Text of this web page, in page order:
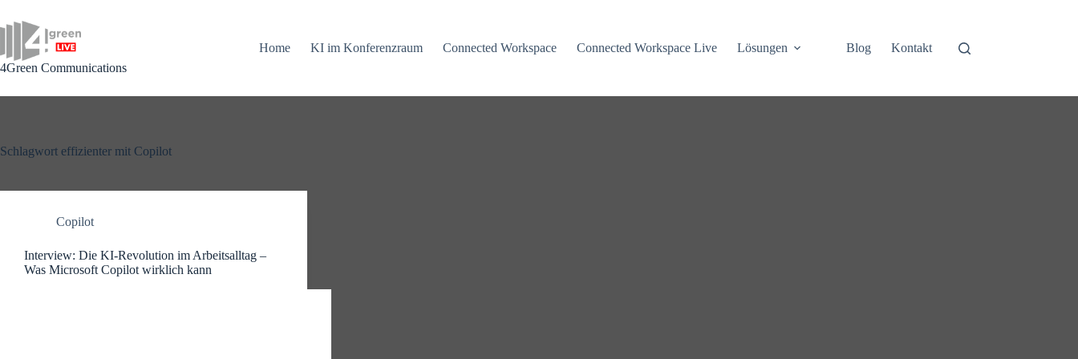
Inhalt
springen
4Green Communications
Home KI im Konferenzraum Connected Workspace Connected Workspace Live Lösungen Blog Kontakt
Schlagwort effizienter mit Copilot
Copilot
Interview: Die KI-Revolution im Arbeitsalltag –
Was Microsoft Copilot wirklich kann